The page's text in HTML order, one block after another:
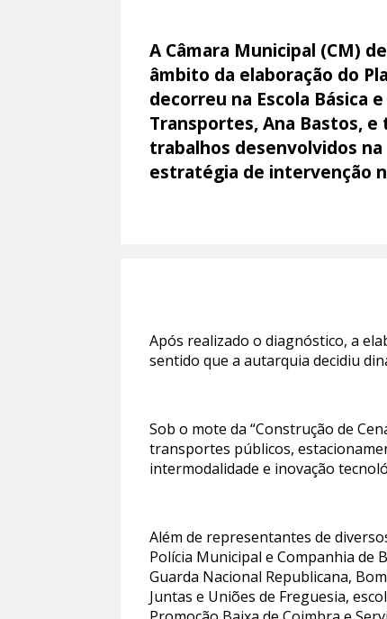
A Câmara Municipal (CM)
âmbito da elaboração do
decorreu na Escola Básica
Transportes, Ana Bastos,
trabalhos desenvolvidos
estratégia de intervenção
Após realizado o diagnóstico, a
sentido que a autarquia decidiu
Sob o mote da “Construção de
transportes públicos,
intermodalidade e inovação
Além de representantes de
Polícia Municipal e Companhia de
Guarda Nacional Republicana,
Juntas e Uniões de Freguesia,